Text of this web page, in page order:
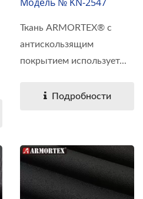
Ткань ARMORTEX® с
антискользящим
покрытием использует...
Подробности